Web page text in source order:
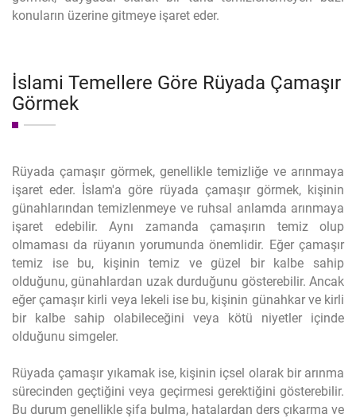
konuların üzerine gitmeye işaret eder.
İslami Temellere Göre Rüyada Çamaşır
Görmek
Rüyada çamaşır görmek, genellikle temizliğe ve arınmaya
işaret eder. İslam'a göre rüyada çamaşır görmek, kişinin
günahlarından temizlenmeye ve ruhsal anlamda arınmaya
işaret edebilir. Aynı zamanda çamaşırın temiz olup
olmaması da rüyanın yorumunda önemlidir. Eğer çamaşır
temiz ise bu, kişinin temiz ve güzel bir kalbe sahip
olduğunu, günahlardan uzak durduğunu gösterebilir. Ancak
eğer çamaşır kirli veya lekeli ise bu, kişinin günahkar ve kirli
bir kalbe sahip olabileceğini veya kötü niyetler içinde
olduğunu simgeler.
Rüyada çamaşır yıkamak ise, kişinin içsel olarak bir arınma
sürecinden geçtiğini veya geçirmesi gerektiğini gösterebilir.
Bu durum genellikle şifa bulma, hatalardan ders çıkarma ve